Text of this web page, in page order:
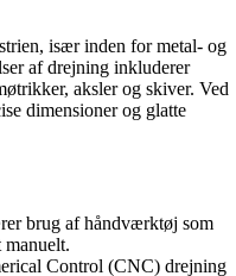
især inden for metal- og
af drejning inkluderer
aksler og skiver. Ved
dimensioner og glatte
brug af håndværktøj som
Control (CNC) drejning